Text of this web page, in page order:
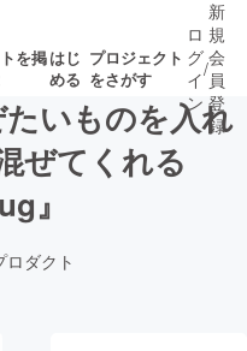
を掲はじ
める
プロジェクト
をさがす
募集終了が近いプ
ロジェクト
ロ
グ
イ
ン
/
新
規
会
員
登
録
いものを入れ
ぜてくれる
』
ロダクト